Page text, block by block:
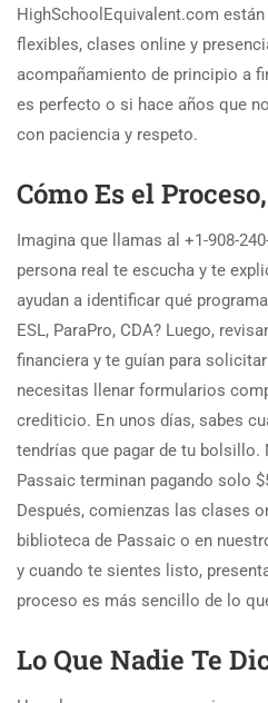
HighSchoolEquivalent.com
flexibles, clases online y
acompañamiento de principio a
es perfecto o si hace años que
con paciencia y respeto.
Cómo Es el
Imagina que llamas al +1-908-
persona real te escucha y te
ayudan a identificar qué
ESL, ParaPro, CDA? Luego,
financiera y te guían para
necesitas llenar formularios
crediticio. En unos días, sabes
tendrías que pagar de tu bolsillo.
Passaic terminan pagando solo
Después, comienzas las clases
biblioteca de Passaic o en
y cuando te sientes listo,
proceso es más sencillo de lo
Lo Que Nadie Te